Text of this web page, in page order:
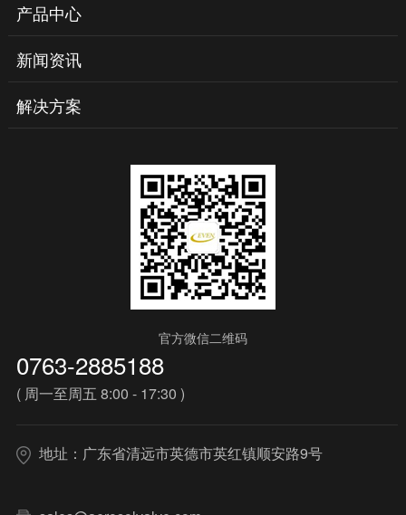
产品中心
新闻资讯
解决方案
官方微信二维码
0763-2885188
( 周一至周五 8:00 - 17:30 )
地址：广东省清远市英德市英红镇顺安路9号